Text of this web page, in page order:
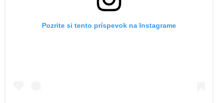
Pozrite si tento príspevok na Instagrame